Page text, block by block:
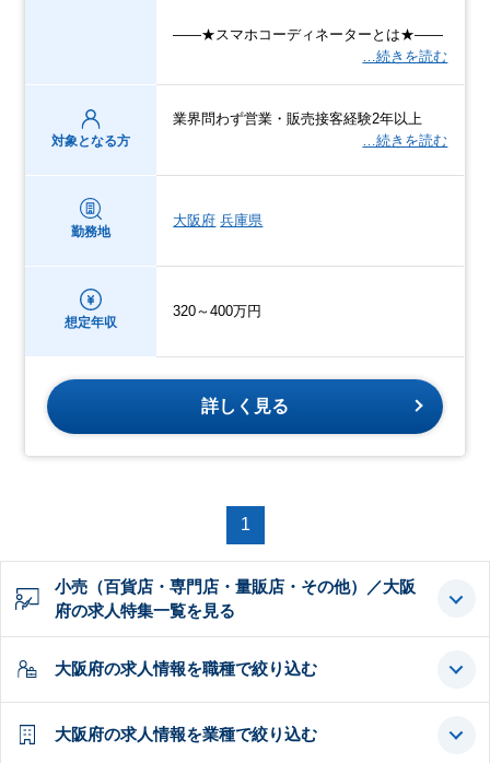
――★スマホコーディネーターとは★――
…続きを読む
対象となる方
業界問わず営業・販売接客経験2年以上
…続きを読む
勤務地
大阪府 兵庫県
想定年収
320～400万円
詳しく見る
1
小売（百貨店・専門店・量販店・その他）／大阪
府の求人特集一覧を見る
大阪府の求人情報を職種で絞り込む
大阪府の求人情報を業種で絞り込む